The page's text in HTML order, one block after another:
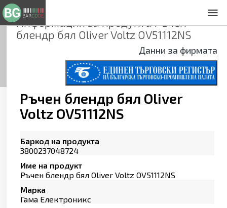
Информация за продуктаРъчен
блендр бял Oliver Voltz OV51112NS
Данни за фирмата
Ръчен блендр бял Oliver
Voltz OV51112NS
Баркод на продукта
3800237048724
Име на продукт
Ръчен блендр бял Oliver Voltz OV51112NS
Марка
Гама Електроникс
Общи условия
Декларация за проверителност
Заснемане на продукти
Контакти